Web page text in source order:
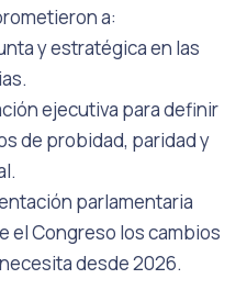
a:
y estratégica en las
ejecutiva para definir
de probidad, paridad y
parlamentaria
el Congreso los cambios
desde 2026.